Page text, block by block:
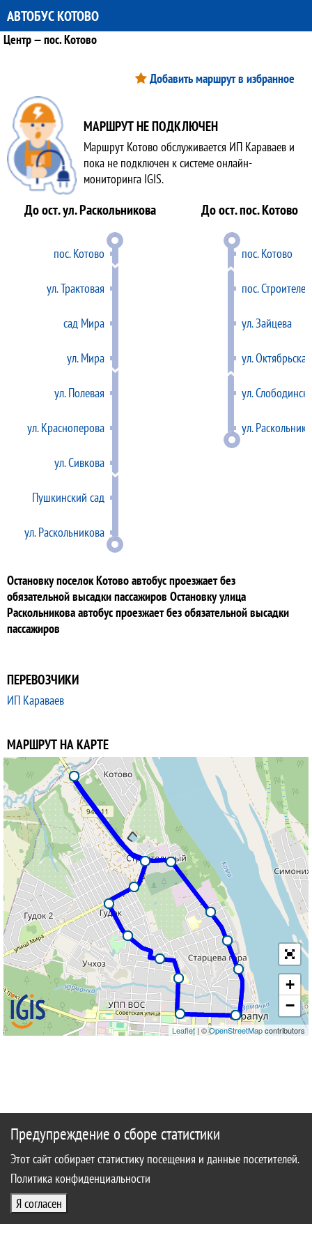
АВТОБУС КОТОВО
Центр — пос. Котово
Добавить маршрут в избранное
МАРШРУТ НЕ ПОДКЛЮЧЕН
Маршрут Котово обслуживается ИП Караваев и
пока не подключен к системе онлайн-
мониторинга IGIS.
До ост. ул. Раскольникова
пос. Котово
ул. Трактовая
сад Мира
ул. Мира
ул. Полевая
ул. Красноперова
ул. Сивкова
Пушкинский сад
ул. Раскольникова
До ост. пос. Котово
пос. Котово
пос. Строителей
ул. Зайцева
ул. Октябрьская
ул.
ул.
Остановку поселок Котово автобус проезжает без
обязательной высадки пассажиров Остановку улица
Раскольникова автобус проезжает без обязательной высадки
пассажиров
ПЕРЕВОЗЧИКИ
ИП Караваев
МАРШРУТ НА КАРТЕ
+
−
Leaflet | ©OpenStreetMapcontributors
Предупреждение о сборе статистики
Этот сайт собирает статистику посещения и данные посетителей.
Политика конфиденциальности
Я согласен